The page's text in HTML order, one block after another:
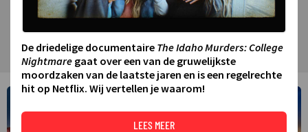
De driedelige documentaire The Idaho Murders: College
Nightmare gaat over een van de gruwelijkste
moordzaken van de laatste jaren en is een regelrechte
hit op Netflix. Wij vertellen je waarom!
LEES MEER